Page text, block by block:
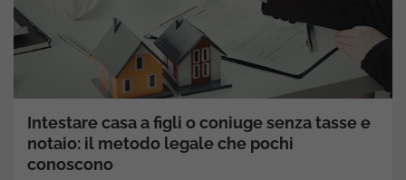
Intestare casa a figli o coniuge senza tasse e
notaio: il metodo legale che pochi
conoscono